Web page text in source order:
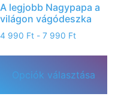
A legjobb Nagypapa a
világon vágódeszka
4 990 Ft - 7 990 Ft
Opciók választása